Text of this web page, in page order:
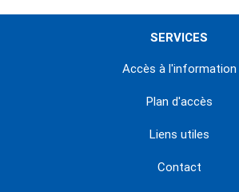
SERVICES
Accès à l'information
Plan d'accès
Liens utiles
Contact